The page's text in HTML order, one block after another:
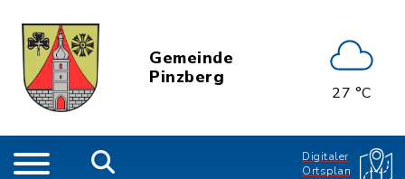
Gemeinde
Pinzberg
27 °C
Digitaler
Ortsplan